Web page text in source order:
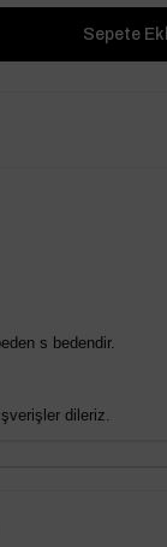
s bedendir.
dileriz.